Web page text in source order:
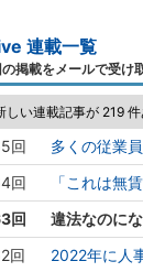
連載一覧
掲載をメールで受け
しい連載記事が 219
多くの従業
「これは無
違法なのに
2022年に人